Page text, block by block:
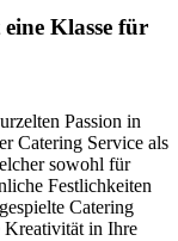
Klasse für
Passion in
Catering Service als
sowohl für
Festlichkeiten
Catering
Kreativität in Ihre